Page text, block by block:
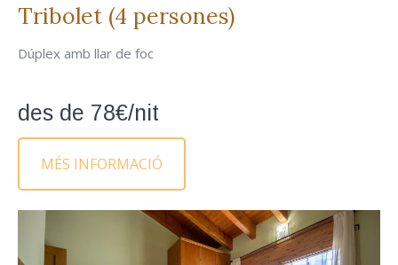
Tribolet (4 persones)
Dúplex amb llar de foc
des de 78€/nit
MÉS INFORMACIÓ